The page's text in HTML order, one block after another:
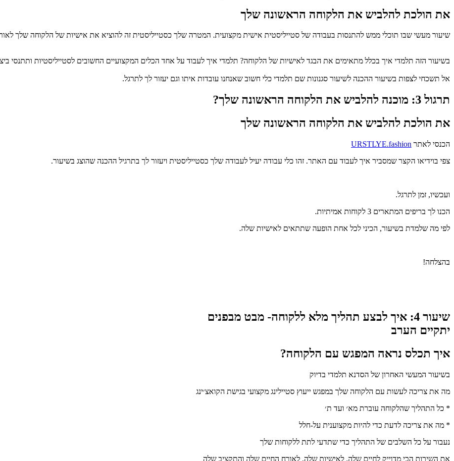
את הולכת להלביש את הלקוחה הראשונה שלך
שיעור מעשי שבו תוכלי ממש להתנסות בעבודה של סטייליסטית אישית מקצועית. המטרה שלך כסטייליסטית זה להוציא את אישיות של הלקוחה שלך
בשיעור הזה תלמדי איך בכלל מתאימים את הבגד לאישיות של הלקוחה? תלמדי איך לעבוד על אחד הכלים המקצועיים החשובים לסטייליסטיות ותתנסי
אל תשכחי לצפות בשיעור ההכנה לשיעור סגנונות שם תלמדי כלי חשוב שאנחנו עובדות איתו וגם יעזור לך לתרגל.
תרגול 3: מוכנה להלביש את הלקוחה הראשונה שלך?
את הולכת להלביש את הלקוחה הראשונה שלך
הכנסי לאתר URSTLYE.fashion
צפי בוידיאו הקצר שמסביר איך לעבוד עם האתר. זהו כלי עבודה יעיל לעבודה שלך כסטייליסטית ויעזור לך בתרגיל ההכנה שהוצג בשיעור.
ועכשיו, זמן לתרגל.
הכנו לך בריפים המתארים 3 לקוחות אמיתיות.
לפי מה שלמדת בשיעור, הכיני לכל אחת הופעה שתתאים לאישיות שלה.
בהצלחה!
שיעור 4: איך לבצע תהליך מלא ללקוחה- מבט מבפנים
יתקיים הערב
איך תכלס נראה המפגש עם הלקוחה?
בשיעור המעשי האחרון של הסדנא תלמדי בדיוק
מה את צריכה לעשות עם הלקוחה שלך במפגש ייעוץ סטיילינג מקצועי בגישת הקואצ׳ינג
* כל התהליך שהלקוחה עוברת מא׳ ועד ת׳
* מה את צריכה לדעת כדי להיות מקצוענית על-חלל
נעבור על כל השלבים של התהליך כדי שתדעי לתת ללקוחות שלך
את השירות הכי מדוייק לחיים שלה, לאישיות שלה, לאורח החיים שלה והתקציב שלה